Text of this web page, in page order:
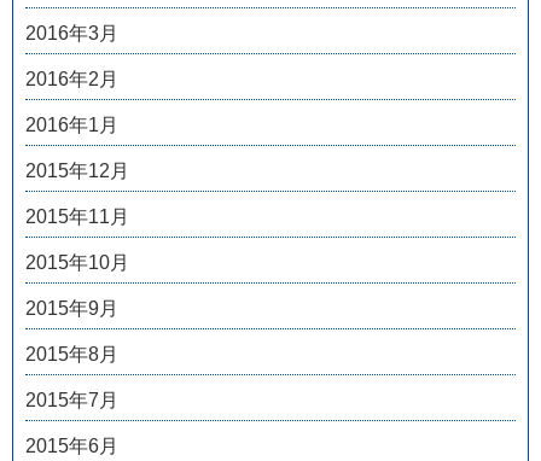
2016年3月
2016年2月
2016年1月
2015年12月
2015年11月
2015年10月
2015年9月
2015年8月
2015年7月
2015年6月